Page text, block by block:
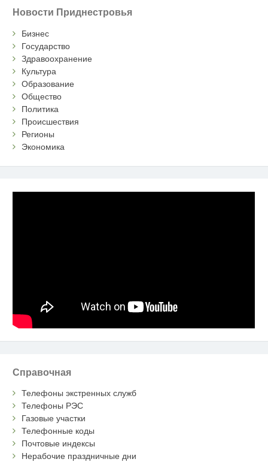
Новости Приднестровья
Бизнес
Государство
Здравоохранение
Культура
Образование
Общество
Политика
Происшествия
Регионы
Экономика
Справочная
Телефоны экстренных служб
Телефоны РЭС
Газовые участки
Телефонные коды
Почтовые индексы
Нерабочие праздничные дни